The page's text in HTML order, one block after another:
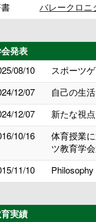
バレークロ
発表
08/10
スポーツ
12/07
自己の生
12/07
新たな視
10/16
体育授業
ツ教育学
11/10
実績